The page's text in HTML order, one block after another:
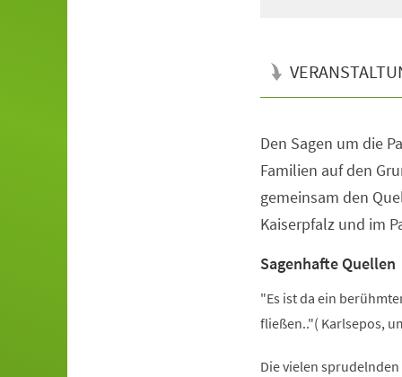
Den Sagen um die
Familien auf den
gemeinsam den
Kaiserpfalz und im
Sagenhafte Quellen
"Es ist da ein
fließen.."( Karlsepos,
Die vielen